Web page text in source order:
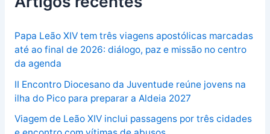
Papa Leão XIV tem três viagens apostólicas marcadas
até ao final de 2026: diálogo, paz e missão no centro
da agenda
II Encontro Diocesano da Juventude reúne jovens na
ilha do Pico para preparar a Aldeia 2027
Viagem de Leão XIV inclui passagens por três cidades